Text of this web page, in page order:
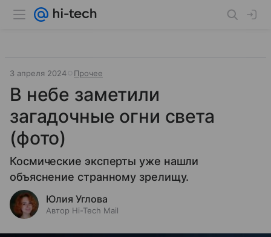
3 апреля 2024 Прочее
В небе заметили
загадочные огни света
(фото)
Космические эксперты уже нашли
объяснение странному зрелищу.
Юлия Углова
Автор Hi-Tech Mail